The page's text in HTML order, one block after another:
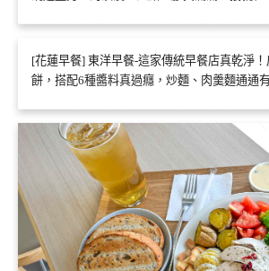
[花蓮早餐] 東洋早餐-這家傳統早餐店真乾淨
餅，搭配6種醬料真過癮，炒麵、肉羹麵通通